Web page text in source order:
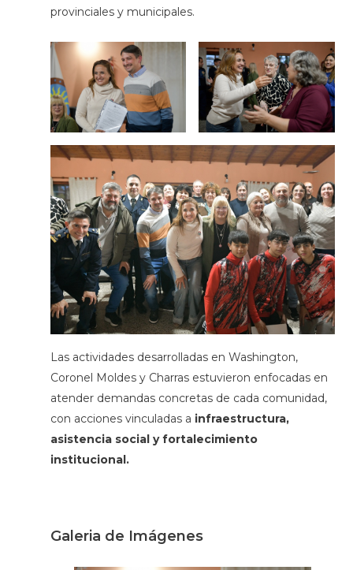
provinciales y municipales.
Las actividades desarrolladas en Washington,
Coronel Moldes y Charras estuvieron enfocadas en
atender demandas concretas de cada comunidad,
con acciones vinculadas a infraestructura,
asistencia social y fortalecimiento
institucional.
Galeria de Imágenes